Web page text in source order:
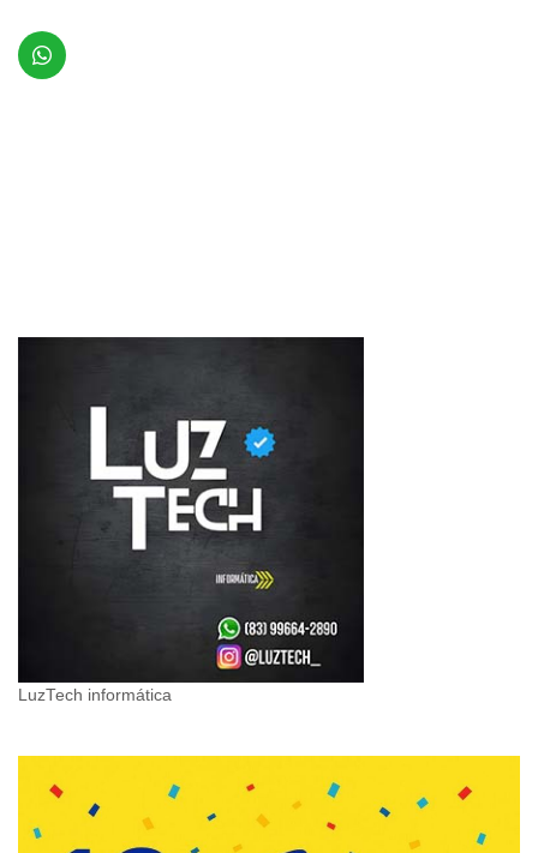
LuzTech informática